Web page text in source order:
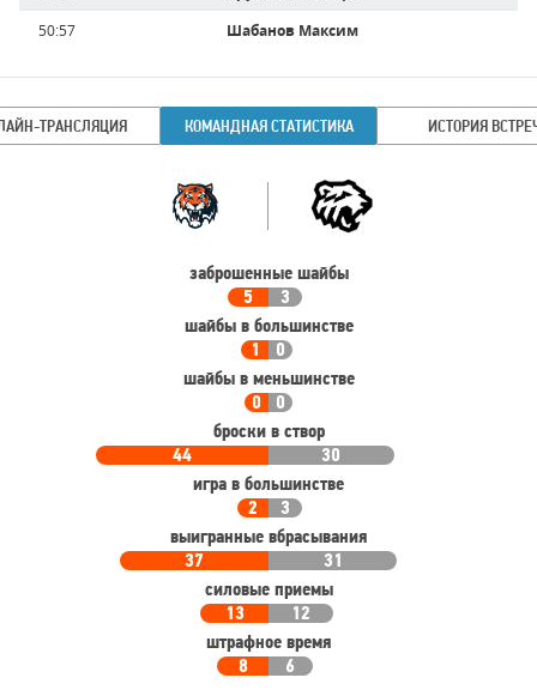
50:57
Шабанов Максим
ТРАНСЛЯЦИЯ КОМАНДНАЯ СТАТИСТИКА ИСТОРИЯ
Команда
заброшенные шайбы
5
3
шайбы в большинстве
1
0
шайбы в меньшинстве
0
0
броски в створ
44
30
игра в большинстве
2
3
выигранные вбрасывания
37
31
силовые приемы
13
12
штрафное время
8
6